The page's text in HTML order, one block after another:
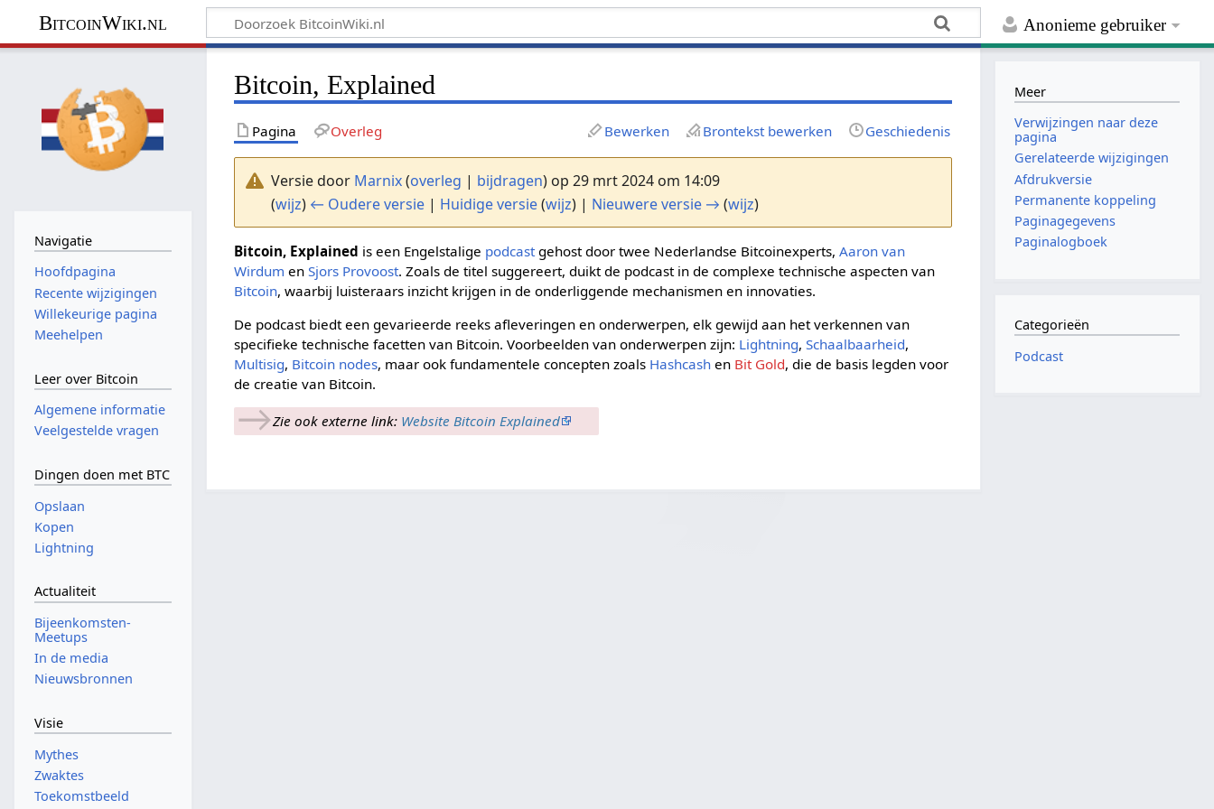
Anonieme gebruiker
BitcoinWiki.nl
Bitcoin, Explained
Pagina Overleg Bewerken Brontekst bewerken Geschiedenis
Versie door Marnix(overleg | bijdragen) op 29 mrt 2024 om 14:09
(wijz) ← Oudere versie | Huidige versie(wijz) | Nieuwere versie → (wijz)
Bitcoin, Explained is een Engelstalige podcast gehost door twee Nederlandse Bitcoinexperts,Aaron van
Wirdum enSjors Provoost. Zoals de titel suggereert, duikt de podcast in de complexe technische aspecten van
Bitcoin, waarbij luisteraars inzicht krijgen in de onderliggende mechanismen en innovaties.
De podcast biedt een gevarieerde reeks afleveringen en onderwerpen, elk gewijd aan het verkennen van
specifieke technische facetten van Bitcoin. Voorbeelden van onderwerpen zijn: Lightning,Schaalbaarheid,
Multisig, Bitcoin nodes, maar ook fundamentele concepten zoals Hashcash en Bit Gold, die de basis legden voor
de creatie van Bitcoin.
→Zie ook externe link: Website Bitcoin Explained
Navigatie
Hoofdpagina
Recente wijzigingen
Willekeurige pagina
Meehelpen
Leer over Bitcoin
Algemene informatie
Veelgestelde vragen
Dingen doen met BTC
Opslaan
Kopen
Lightning
Actualiteit
Bijeenkomsten-
Meetups
In de media
Nieuwsbronnen
Visie
Mythes
Zwaktes
Toekomstbeeld
Meer
Verwijzingen naar deze
pagina
Gerelateerde wijzigingen
Afdrukversie
Permanente koppeling
Paginagegevens
Paginalogboek
Categorieën
Podcast